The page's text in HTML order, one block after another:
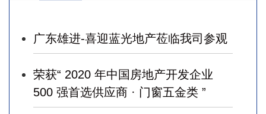
广东雄进-喜迎蓝光地产莅临我司参观
荣获“ 2020 年中国房地产开发企业
500 强首选供应商 · 门窗五金类 ”